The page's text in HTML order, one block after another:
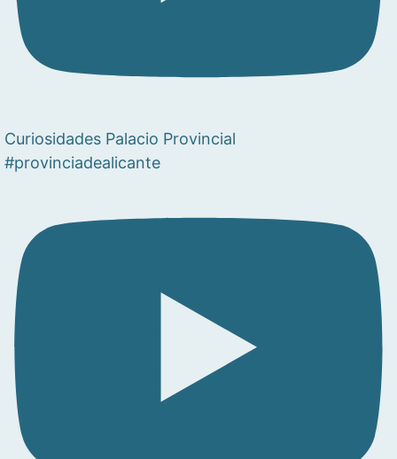
Curiosidades Palacio Provincial
#provinciadealicante